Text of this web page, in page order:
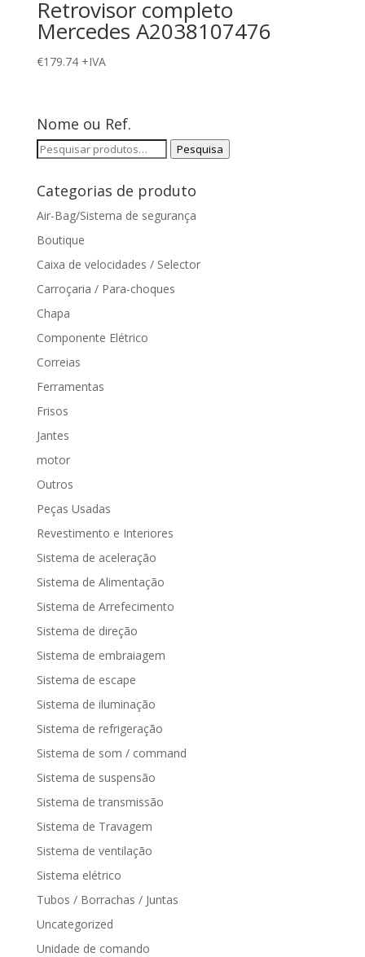
Retrovisor completo
Mercedes A2038107476
€179.74 +IVA
Nome ou Ref.
Pesquisar
Pesquisa
Categorias de produto
Air-Bag/Sistema de segurança
Boutique
Caixa de velocidades / Selector
Carroçaria / Para-choques
Chapa
Componente Elétrico
Correias
Ferramentas
Frisos
Jantes
motor
Outros
Peças Usadas
Revestimento e Interiores
Sistema de aceleração
Sistema de Alimentação
Sistema de Arrefecimento
Sistema de direção
Sistema de embraiagem
Sistema de escape
Sistema de iluminação
Sistema de refrigeração
Sistema de som / command
Sistema de suspensão
Sistema de transmissão
Sistema de Travagem
Sistema de ventilação
Sistema elétrico
Tubos / Borrachas / Juntas
Uncategorized
Unidade de comando